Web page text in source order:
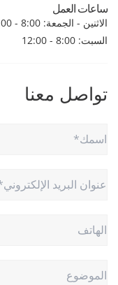
ساعات العمل
الاثنين - الجمعة: 8:00 - 12:00&13:30 - 17:30
السبت: 8:00 - 12:00
تواصل معنا